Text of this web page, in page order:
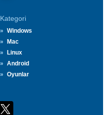
Kategori
Windows
Mac
Linux
Android
Oyunlar